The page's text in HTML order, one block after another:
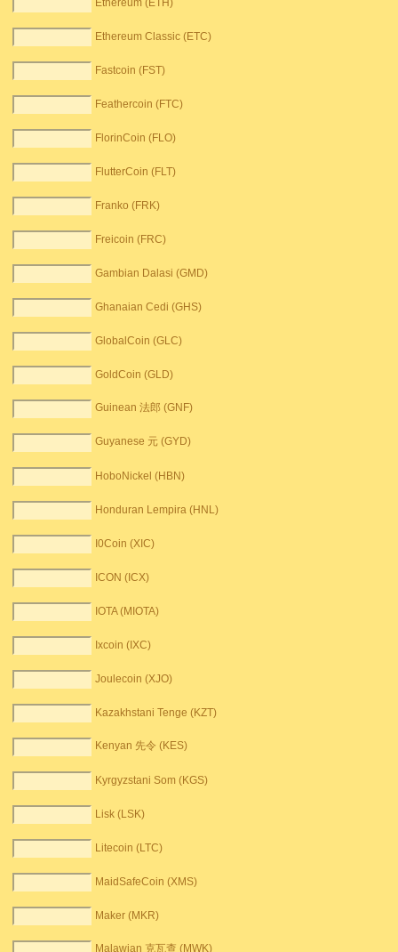
Ethereum (ETH)
Ethereum Classic (ETC)
Fastcoin (FST)
Feathercoin (FTC)
FlorinCoin (FLO)
FlutterCoin (FLT)
Franko (FRK)
Freicoin (FRC)
Gambian Dalasi (GMD)
Ghanaian Cedi (GHS)
GlobalCoin (GLC)
GoldCoin (GLD)
Guinean 法郎 (GNF)
Guyanese 元 (GYD)
HoboNickel (HBN)
Honduran Lempira (HNL)
I0Coin (XIC)
ICON (ICX)
IOTA (MIOTA)
Ixcoin (IXC)
Joulecoin (XJO)
Kazakhstani Tenge (KZT)
Kenyan 先令 (KES)
Kyrgyzstani Som (KGS)
Lisk (LSK)
Litecoin (LTC)
MaidSafeCoin (XMS)
Maker (MKR)
Malawian 克瓦查 (MWK)